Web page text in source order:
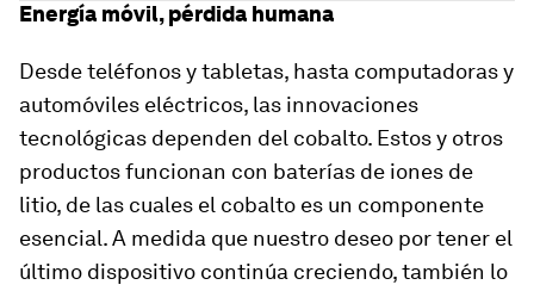
Energía móvil, pérdida humana
Desde teléfonos y tabletas, hasta computadoras y
automóviles eléctricos, las innovaciones
tecnológicas dependen del cobalto. Estos y otros
productos funcionan con baterías de iones de
litio, de las cuales el cobalto es un componente
esencial. A medida que nuestro deseo por tener el
último dispositivo continúa creciendo, también lo